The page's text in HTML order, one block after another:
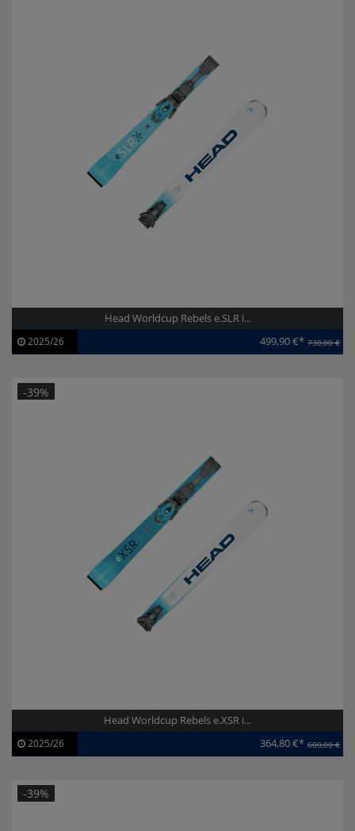
Head Worldcup Rebels e.SLR i...
Artikel-ID:
113917
2025/26 499,90 €* 730,00 €
-39%
Head Worldcup Rebels e.XSR i...
Artikel-ID:
113919
2025/26 364,80 €* 600,00 €
-39%